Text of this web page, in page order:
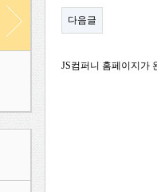
다음글
JS컴퍼니 홈페이지가